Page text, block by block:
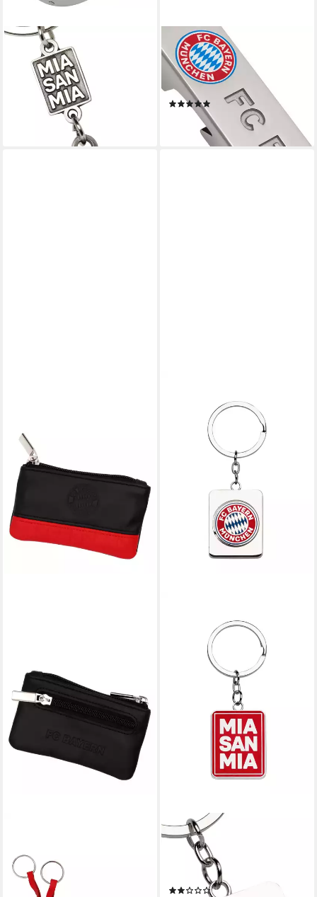
FC BAYERN MÜNCHEN
Schlüsselanhänger FC Bayern
München Schlüsselanhänger
3D Ball Silber I Fußball
12,95 €
lieferbar - in 2-3 Werktagen bei dir
FC BAYERN MÜNCHEN
Schlüsselanhänger
Schlüsselanhänger
Flaschenöffner
18,59 €
lieferbar - in 7-9 Werktagen bei dir
München I Leder
Schlüsseletui I Schwarz
ab 19,95 €
FC BAYERN MÜNCHEN
Schlüsselanhänger FC Bayern
München Schlüsselanhänger
Chip Silber I Fußball
(1)